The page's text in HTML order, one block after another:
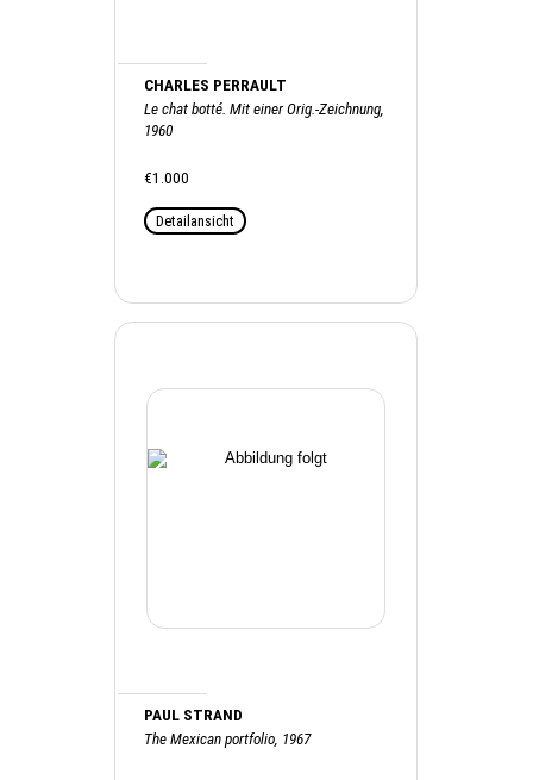
CHARLES PERRAULT
Le chat botté. Mit einer Orig.-Zeichnung,
1960
€1.000
Detailansicht
PAUL STRAND
The Mexican portfolio, 1967